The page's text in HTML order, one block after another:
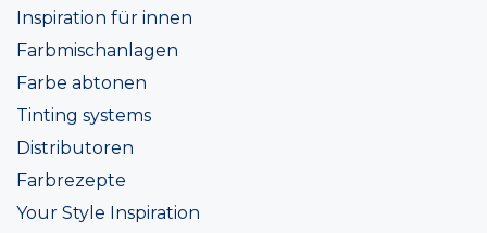
Inspiration für innen
Farbmischanlagen
Farbe abtonen
Tinting systems
Distributoren
Farbrezepte
Your Style Inspiration